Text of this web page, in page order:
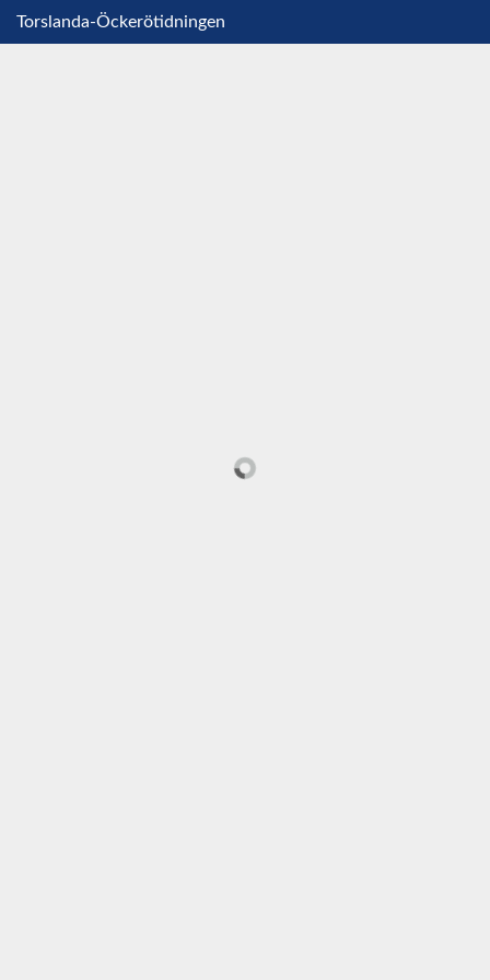
Torslanda-Öckerötidningen